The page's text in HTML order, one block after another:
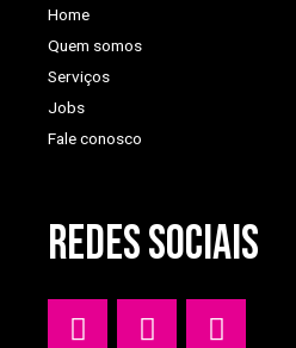
Home
Quem somos
Serviços
Jobs
Fale conosco
REDES SOCIAIS
W
I
Y